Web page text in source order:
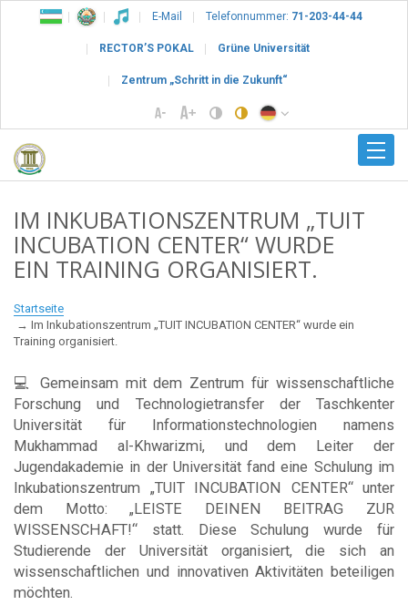
E-Mail Telefonnummer: 71-203-44-44
RECTOR’S POKAL Grüne Universität
Zentrum „Schritt in die Zukunft“
IM INKUBATIONSZENTRUM „TUIT
INCUBATION CENTER“ WURDE
EIN TRAINING ORGANISIERT.
Startseite
Im Inkubationszentrum „TUIT INCUBATION CENTER“ wurde ein
Training organisiert.
💻 Gemeinsam mit dem Zentrum für wissenschaftliche
Forschung und Technologietransfer der Taschkenter
Universität für Informationstechnologien namens
Mukhammad al-Khwarizmi, und dem Leiter der
Jugendakademie in der Universität fand eine Schulung im
Inkubationszentrum „TUIT INCUBATION CENTER“ unter
dem Motto: „LEISTE DEINEN BEITRAG ZUR
WISSENSCHAFT!“ statt. Diese Schulung wurde für
Studierende der Universität organisiert, die sich an
wissenschaftlichen und innovativen Aktivitäten beteiligen
möchten.